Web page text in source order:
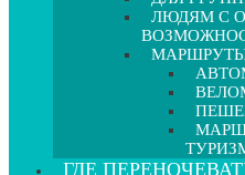
ЛЮДЯМ С
ГДЕ